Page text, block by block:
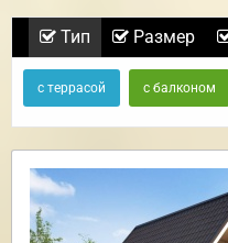
Тип Размер
с террасой с балконом